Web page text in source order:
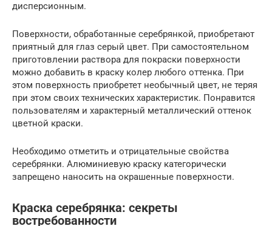
дисперсионным.
Поверхности, обработанные серебрянкой, приобретают
приятный для глаз серый цвет. При самостоятельном
приготовлении раствора для покраски поверхности
можно добавить в краску колер любого оттенка. При
этом поверхность приобретет необычный цвет, не теряя
при этом своих технических характеристик. Понравится
пользователям и характерный металлический оттенок
цветной краски.
Необходимо отметить и отрицательные свойства
серебрянки. Алюминиевую краску категорически
запрещено наносить на окрашенные поверхности.
Краска серебрянка: секреты
востребованности